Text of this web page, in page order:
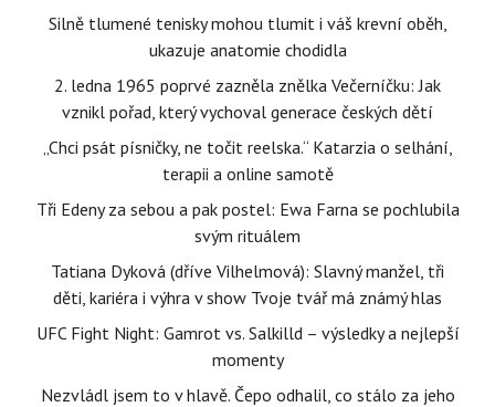
Silně tlumené tenisky mohou tlumit i váš krevní oběh,
ukazuje anatomie chodidla
2. ledna 1965 poprvé zazněla znělka Večerníčku: Jak
vznikl pořad, který vychoval generace českých dětí
„Chci psát písničky, ne točit reelska.“ Katarzia o selhání,
terapii a online samotě
Tři Edeny za sebou a pak postel: Ewa Farna se pochlubila
svým rituálem
Tatiana Dyková (dříve Vilhelmová): Slavný manžel, tři
děti, kariéra i výhra v show Tvoje tvář má známý hlas
UFC Fight Night: Gamrot vs. Salkilld – výsledky a nejlepší
momenty
Nezvládl jsem to v hlavě. Čepo odhalil, co stálo za jeho